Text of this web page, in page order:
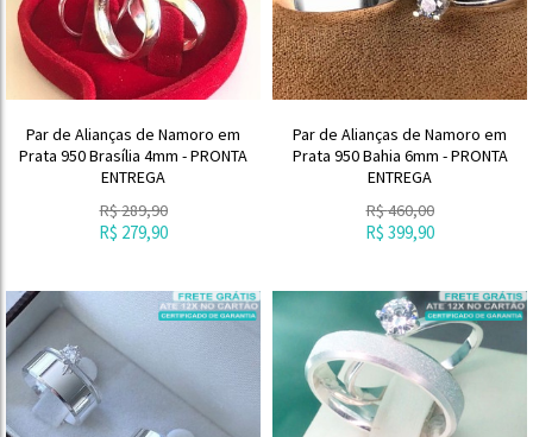
Par de Alianças de Namoro em
Prata 950 Brasília 4mm - PRONTA
ENTREGA
R$289,90
R$ 279,90
Par de Alianças de Namoro em
Prata 950 Bahia 6mm - PRONTA
ENTREGA
R$460,00
R$ 399,90